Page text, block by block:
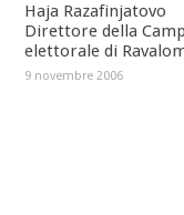
Haja Razafinjatovo
Direttore della
elettorale di
9 novembre 2006